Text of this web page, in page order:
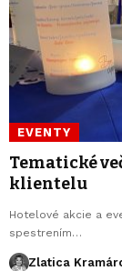
EVENTY
Tematické
klientelu
Hotelové akcie a
spestrením…
Zlatica